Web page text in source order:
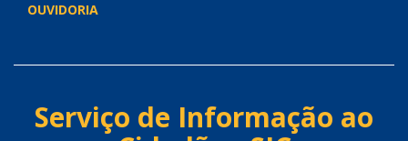
OUVIDORIA
Serviço de Informação ao